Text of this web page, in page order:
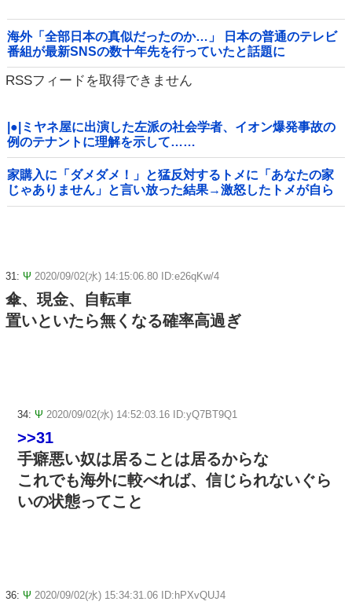
海外「全部日本の真似だったのか…」 日本の普通のテレビ
番組が最新SNSの数十年先を行っていたと話題に
RSSフィードを取得できません
|●|ミヤネ屋に出演した左派の社会学者、イオン爆発事故の
例のテナントに理解を示して……
家購入に「ダメダメ！」と猛反対するトメに「あなたの家
じゃありません」と言い放った結果→激怒したトメが自ら
〇〇を口にして最高の展開へｗｗｗｗｗｗ
31: Ψ 2020/09/02(水) 14:15:06.80 ID:e26qKw/4
傘、現金、自転車
置いといたら無くなる確率高過ぎ
34: Ψ 2020/09/02(水) 14:52:03.16 ID:yQ7BT9Q1
>>31
手癖悪い奴は居ることは居るからな
これでも海外に較べれば、信じられないぐら
いの状態ってこと
36: Ψ 2020/09/02(水) 15:34:31.06 ID:hPXvQUJ4